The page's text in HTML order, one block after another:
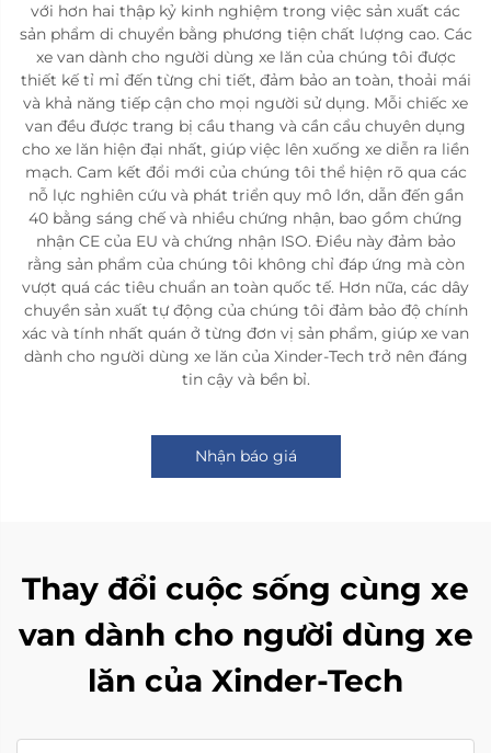
với hơn hai thập kỷ kinh nghiệm trong việc sản xuất các
sản phẩm di chuyển bằng phương tiện chất lượng cao. Các
xe van dành cho người dùng xe lăn của chúng tôi được
thiết kế tỉ mỉ đến từng chi tiết, đảm bảo an toàn, thoải mái
và khả năng tiếp cận cho mọi người sử dụng. Mỗi chiếc xe
van đều được trang bị cầu thang và cần cẩu chuyên dụng
cho xe lăn hiện đại nhất, giúp việc lên xuống xe diễn ra liền
mạch. Cam kết đổi mới của chúng tôi thể hiện rõ qua các
nỗ lực nghiên cứu và phát triển quy mô lớn, dẫn đến gần
40 bằng sáng chế và nhiều chứng nhận, bao gồm chứng
nhận CE của EU và chứng nhận ISO. Điều này đảm bảo
rằng sản phẩm của chúng tôi không chỉ đáp ứng mà còn
vượt quá các tiêu chuẩn an toàn quốc tế. Hơn nữa, các dây
chuyền sản xuất tự động của chúng tôi đảm bảo độ chính
xác và tính nhất quán ở từng đơn vị sản phẩm, giúp xe van
dành cho người dùng xe lăn của Xinder-Tech trở nên đáng
tin cậy và bền bỉ.
Nhận báo giá
Thay đổi cuộc sống cùng xe
van dành cho người dùng xe
lăn của Xinder-Tech